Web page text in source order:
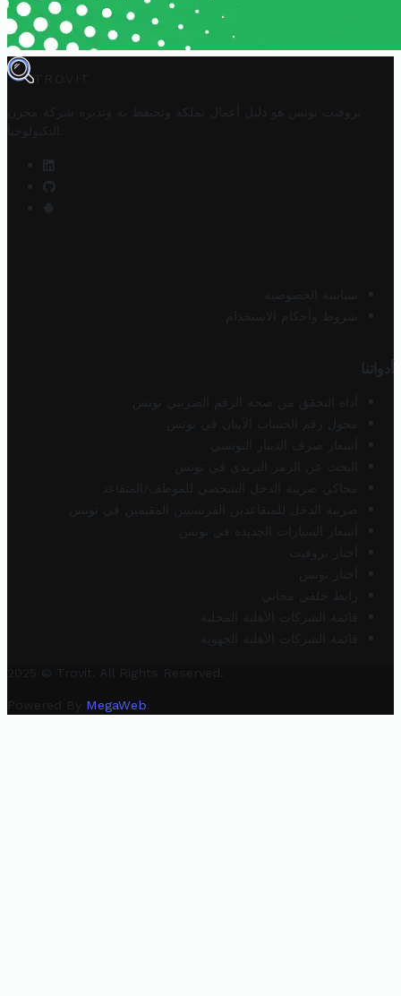
TROVIT
تروفيت تونس هو دليل أعمال تملكه وتحتفظ به وتديره
شركة مخزن
التكنولوجيا
سياسة الخصوصية
شروط وأحكام الاستخدام
أدواتنا
أداة التحقق من صحة الرقم الضريبي تونس
محول رقم الحساب الآيبان في تونس
أسعار صرف الدينار التونسي
البحث عن الرمز البريدي في تونس
محاكي ضريبة الدخل الشخصي للموظف/المتقاعد
ضريبة الدخل للمتقاعدين الفرنسيين المقيمين في تونس
أسعار السيارات الجديدة في تونس
أخبار تروفيت
أخبار تونس
رابط خلفي مجاني
قائمة الشركات الأهلية المحلية
قائمة الشركات الأهلية الجهوية
2025 © Trovit. All Rights Reserved.
Powered By MegaWeb